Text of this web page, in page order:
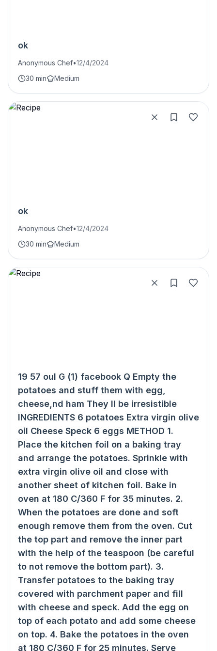
ok
Anonymous Chef•12/4/2024
30 min
Medium
ok
Anonymous Chef•12/4/2024
30 min
Medium
19 57 oul G (1) facebook Q Empty the
potatoes and stuff them with egg,
cheese,nd ham They ll be irresistible
INGREDIENTS 6 potatoes Extra virgin olive
oil Cheese Speck 6 eggs METHOD 1.
Place the kitchen foil on a baking tray
and arrange the potatoes. Sprinkle with
extra virgin olive oil and close with
another sheet of kitchen foil. Bake in
oven at 180 C/360 F for 35 minutes. 2.
When the potatoes are done and soft
enough remove them from the oven. Cut
the top part and remove the inner part
with the help of the teaspoon (be careful
to not remove the bottom part). 3.
Transfer potatoes to the baking tray
covered with parchment paper and fill
with cheese and speck. Add the egg on
top of each potato and add some cheese
on top. 4. Bake the potatoes in the oven
at 180 C/360 F for 25 minutes. Serve